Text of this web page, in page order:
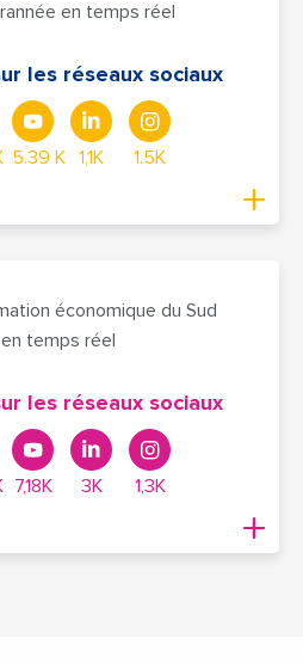
en temps réel
les réseaux sociaux
5.39 K 1,1K 1.5K
économique du Sud
temps réel
les réseaux sociaux
7,18K 3K 1,3K